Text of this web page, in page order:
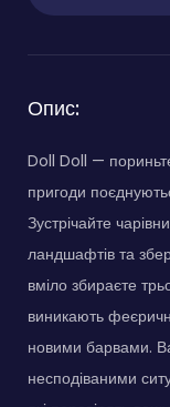
Опис:
Doll Doll —
пригоди
Зустрічайте
ландшафтів та
вміло збираєте
виникають
новими барвами.
несподіваними